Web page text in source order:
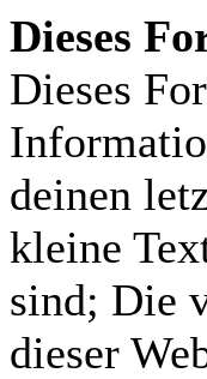
Dieses
Dieses
deinen
kleine
sind; Die
dieser